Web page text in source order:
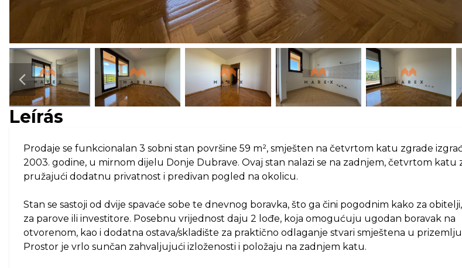
Next slide
Leírás
Prodaje se funkcionalan 3 sobni stan površine 59 m², smješten na četvrtom katu zgrade
2003. godine, u mirnom dijelu Donje Dubrave. Ovaj stan nalazi se na zadnjem, četvrtom katu
pružajući dodatnu privatnost i predivan pogled na okolicu.
Stan se sastoji od dvije spavaće sobe te dnevnog boravka, što ga čini pogodnim kako za
za parove ili investitore. Posebnu vrijednost daju 2 lođe, koja omogućuju ugodan boravak na
otvorenom, kao i dodatna ostava/skladište za praktično odlaganje stvari smještena u
Prostor je vrlo sunčan zahvaljujući izloženosti i položaju na zadnjem katu.